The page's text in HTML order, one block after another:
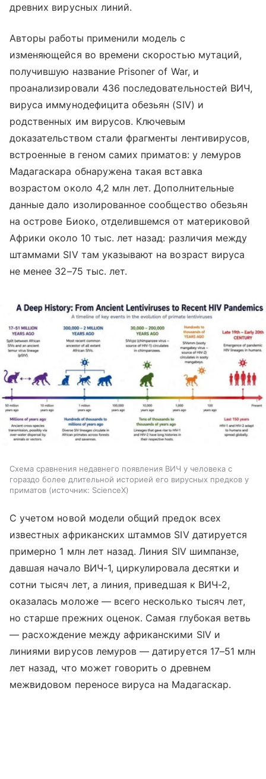
древних вирусных линий.
Авторы работы применили модель с
изменяющейся во времени скоростью мутаций,
получившую название Prisoner of War, и
проанализировали 436 последовательностей ВИЧ,
вируса иммунодефицита обезьян (SIV) и
родственных им вирусов. Ключевым
доказательством стали фрагменты лентивирусов,
встроенные в геном самих приматов: у лемуров
Мадагаскара обнаружена такая вставка
возрастом около 4,2 млн лет. Дополнительные
данные дало изолированное сообщество обезьян
на острове Биоко, отделившемся от материковой
Африки около 10 тыс. лет назад: различия между
штаммами SIV там указывают на возраст вируса
не менее 32–75 тыс. лет.
Схема сравнения недавнего появления ВИЧ у человека с
гораздо более длительной историей его вирусных предков у
приматов
источник: ScienceX
С учетом новой модели общий предок всех
известных африканских штаммов SIV датируется
примерно 1 млн лет назад. Линия SIV шимпанзе,
давшая начало ВИЧ-1, циркулировала десятки и
сотни тысяч лет, а линия, приведшая к ВИЧ-2,
оказалась моложе — всего несколько тысяч лет,
но старше прежних оценок. Самая глубокая ветвь
— расхождение между африканскими SIV и
линиями вирусов лемуров — датируется 17–51 млн
лет назад, что может говорить о древнем
межвидовом переносе вируса на Мадагаскар.